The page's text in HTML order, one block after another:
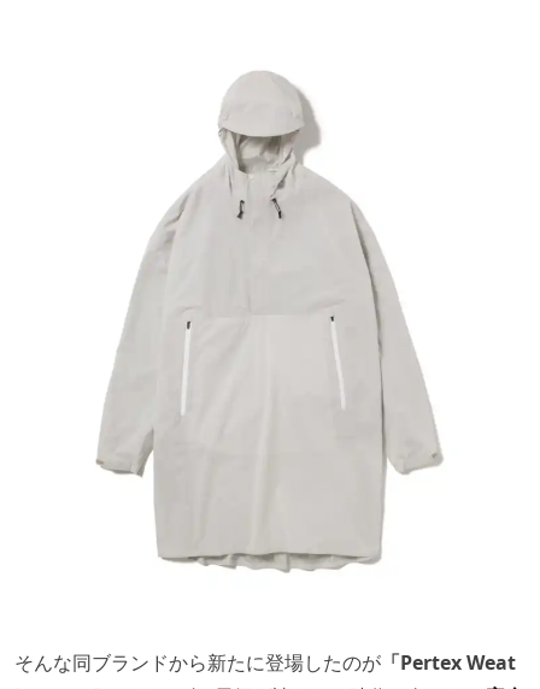
そんな同ブランドから新たに登場したのが 「Pertex Weat